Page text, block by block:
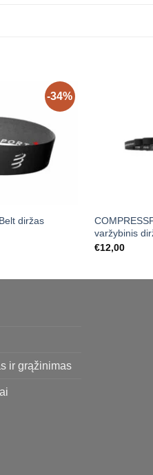
-34%
diržas
varžybinis
€12,00
ir grąžinimas